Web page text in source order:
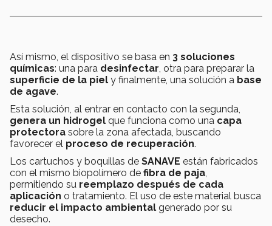
Así mismo, el dispositivo se basa en 3 soluciones
químicas: una para desinfectar, otra para preparar la
superficie de la piel y finalmente, una solución a base
de agave.
Esta solución, al entrar en contacto con la segunda,
genera un hidrogel que funciona como una capa
protectora sobre la zona afectada, buscando
favorecer el proceso de recuperación.
Los cartuchos y boquillas de SANAVE están fabricados
con el mismo biopolímero de fibra de paja,
permitiendo su reemplazo después de cada
aplicación o tratamiento. El uso de este material busca
reducir el impacto ambiental generado por su
desecho.